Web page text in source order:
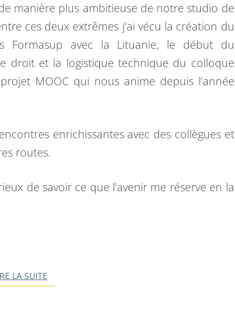
manière plus ambitieuse de notre studio de
ces deux extrêmes j’ai vécu la création du
Formasup avec la Lituanie, le début du
droit et la logistique technique du colloque
MOOC qui nous anime depuis l’année
enrichissantes avec des collègues et
routes.
de savoir ce que l’avenir me réserve en la
LA SUITE